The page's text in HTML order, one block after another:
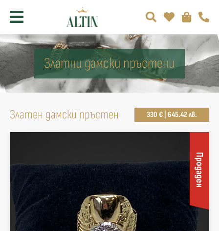
Златни дамски пръстени
Златен дамски пръстен 330 € | 645.42 лв.
Продаден